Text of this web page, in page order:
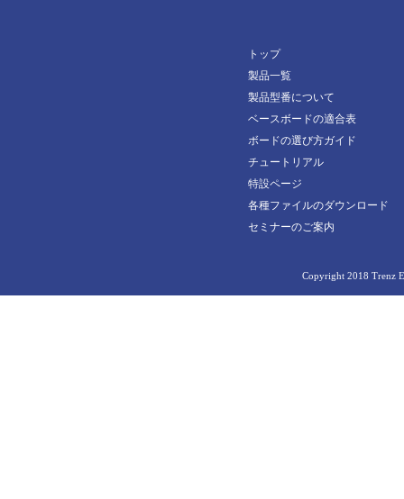
34097
トップ
製品一覧
製品型番について
ベースボードの適合表
ボードの選び方ガイド
チュートリアル
特設ページ
各種ファイルのダウンロード
セミナーのご案内
Copyright 2018 Trenz